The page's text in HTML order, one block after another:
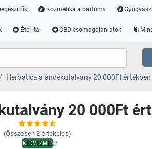
Kozmetika a parfumy
Étel-Ital CBD csomagajánlatok
Herbatica ajándékutalvány 20 000Ft értékben
20 000Ft
(Összesen 2 értékelés)
KEDVEZMÉNY